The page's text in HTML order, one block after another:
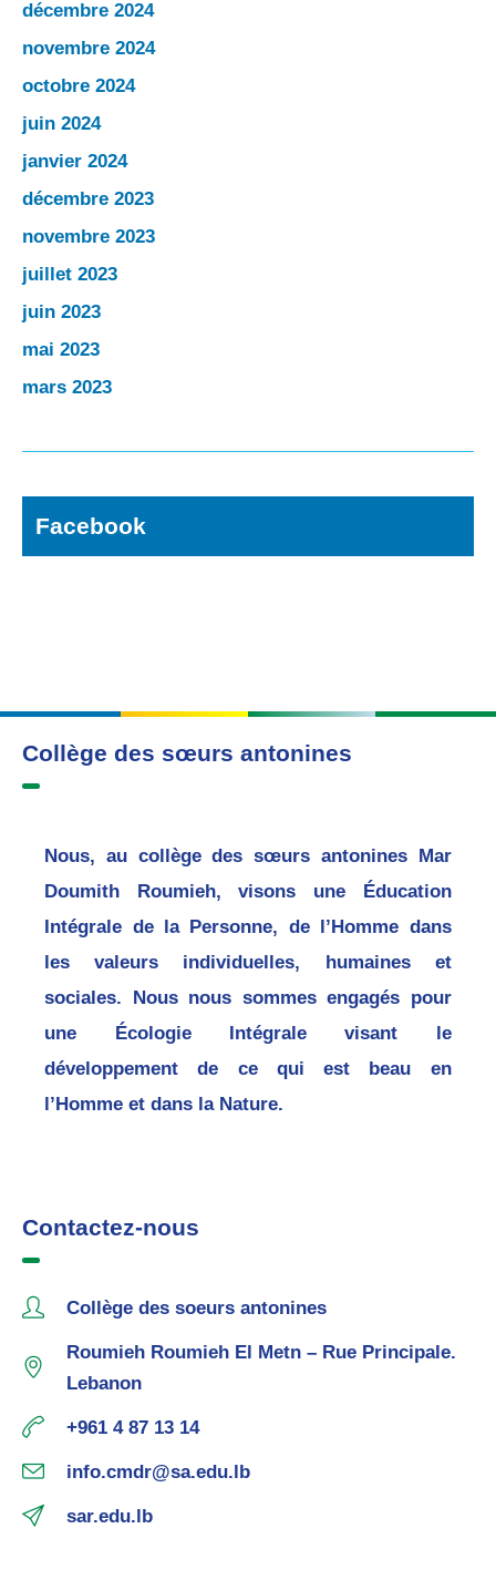
décembre 2024
novembre 2024
octobre 2024
juin 2024
janvier 2024
décembre 2023
novembre 2023
juillet 2023
juin 2023
mai 2023
mars 2023
Facebook
Collège des sœurs antonines
Nous, au collège des sœurs antonines Mar
Doumith Roumieh, visons une Éducation
Intégrale de la Personne, de l’Homme dans
les valeurs individuelles, humaines et
sociales. Nous nous sommes engagés pour
une Écologie Intégrale visant le
développement de ce qui est beau en
l’Homme et dans la Nature.
Contactez-nous
Collège des soeurs antonines
Roumieh Roumieh El Metn – Rue Principale.
Lebanon
+961 4 87 13 14
info.cmdr@sa.edu.lb
sar.edu.lb